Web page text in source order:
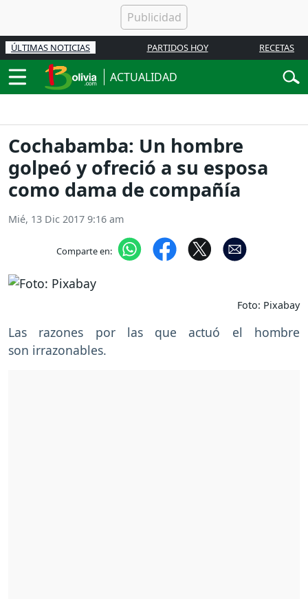
ÚLTIMAS NOTICIAS PARTIDOS HOY RECETAS
ACTUALIDAD
Cochabamba: Un hombre
golpeó y ofreció a su esposa
como dama de compañía
Mié, 13 Dic 2017 9:16 am
Comparte en:
Foto: Pixabay
Las razones por las que actuó el hombre
son irrazonables.